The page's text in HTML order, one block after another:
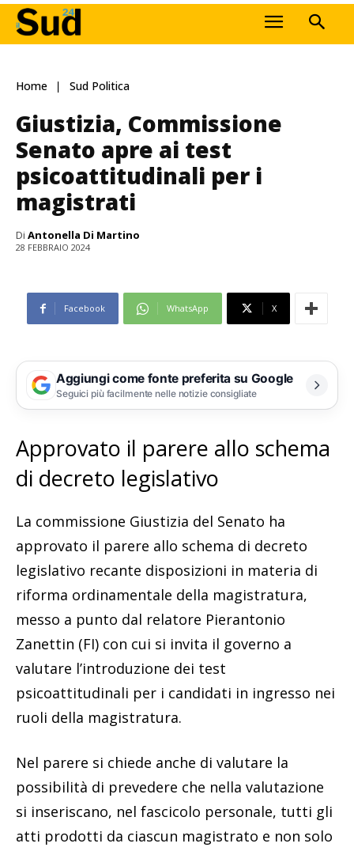
Home Sud Politica
Giustizia, Commissione
Senato apre ai test
psicoattitudinali per i
magistrati
Di Antonella Di Martino
28 FEBBRAIO 2024
Facebook WhatsApp X
Aggiungi come fonte preferita su Google
Seguici più facilmente nelle notizie consigliate
Approvato il parere allo schema
di decreto legislativo
La commissione Giustizia del Senato ha
approvato il parere allo schema di decreto
legislativo recante disposizioni in materia di
riforma ordinamentale della magistratura,
messo a punto dal relatore Pierantonio
Zanettin (FI) con cui si invita il governo a
valutare l’introduzione dei test
psicoattitudinali per i candidati in ingresso nei
ruoli della magistratura.
Nel parere si chiede anche di valutare la
possibilità di prevedere che nella valutazione
si inseriscano, nel fascicolo personale, tutti gli
atti prodotti da ciascun magistrato e non solo